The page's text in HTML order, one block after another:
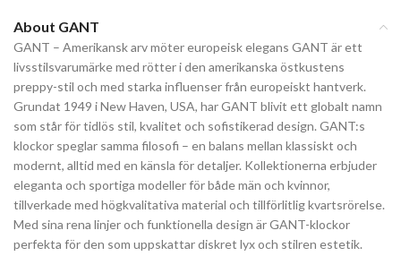
About GANT
GANT – Amerikansk arv möter europeisk elegans GANT är ett
livsstilsvarumärke med rötter i den amerikanska östkustens
preppy-stil och med starka influenser från europeiskt hantverk.
Grundat 1949 i New Haven, USA, har GANT blivit ett globalt namn
som står för tidlös stil, kvalitet och sofistikerad design. GANT:s
klockor speglar samma filosofi – en balans mellan klassiskt och
modernt, alltid med en känsla för detaljer. Kollektionerna erbjuder
eleganta och sportiga modeller för både män och kvinnor,
tillverkade med högkvalitativa material och tillförlitlig kvartsrörelse.
Med sina rena linjer och funktionella design är GANT-klockor
perfekta för den som uppskattar diskret lyx och stilren estetik.